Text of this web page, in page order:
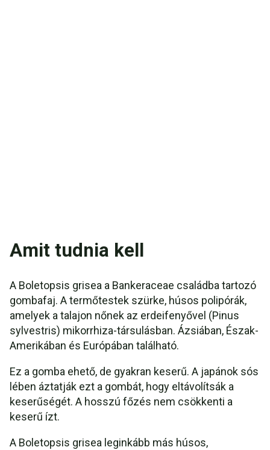
Amit tudnia kell
A Boletopsis grisea a Bankeraceae családba tartozó
gombafaj. A termőtestek szürke, húsos polipórák,
amelyek a talajon nőnek az erdeifenyővel (Pinus
sylvestris) mikorrhiza-társulásban. Ázsiában, Észak-
Amerikában és Európában található.
Ez a gomba ehető, de gyakran keserű. A japánok sós
lében áztatják ezt a gombát, hogy eltávolítsák a
keserűségét. A hosszú főzés nem csökkenti a
keserű ízt.
A Boletopsis grisea leginkább más húsos,